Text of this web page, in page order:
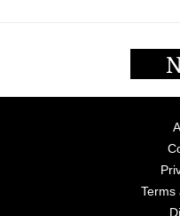
Terms